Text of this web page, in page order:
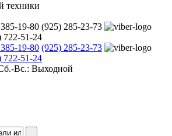
техники
19-80 (925) 285-23-73
722-51-24
19-80 (925) 285-23-73
722-51-24
Вс.: Выходной